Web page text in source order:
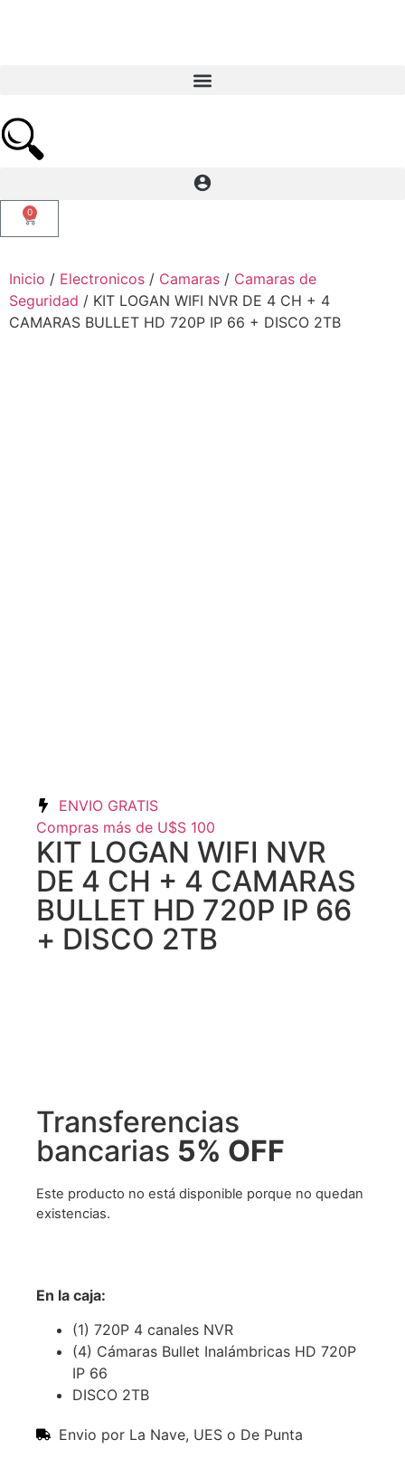
0
Inicio / Electronicos / Camaras / Camaras de
Seguridad / KIT LOGAN WIFI NVR DE 4 CH + 4
CAMARAS BULLET HD 720P IP 66 + DISCO 2TB
ENVIO GRATIS
Compras más de U$S 100
KIT LOGAN WIFI NVR
DE 4 CH + 4 CAMARAS
BULLET HD 720P IP 66
+ DISCO 2TB
Transferencias
bancarias 5% OFF
Este producto no está disponible porque no quedan
existencias.
En la caja:
(1) 720P 4 canales NVR
(4) Cámaras Bullet Inalámbricas HD 720P
IP 66
DISCO 2TB
Envio por La Nave, UES o De Punta